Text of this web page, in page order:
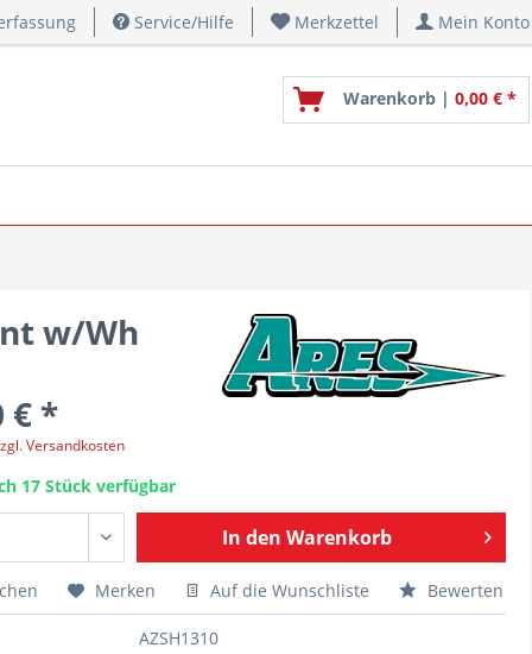
Service/Hilfe Merkzettel Mein Konto
Warenkorb | 0,00 € *
w/Wh
€ *
Versandkosten
17 Stück verfügbar
In den Warenkorb
Merken Auf die Wunschliste Bewerten
AZSH1310